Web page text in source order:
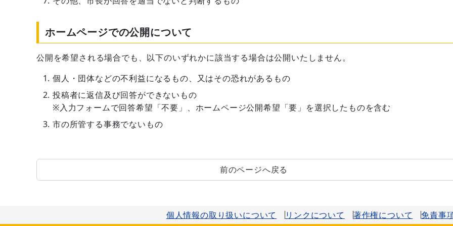
ホームページでの公開について
公開を希望される場合でも、以下のいずれかに該当する場合は公開いたしません。
個人・団体などの不利益になるもの、又はその恐れがあるもの
投稿者に返信及び回答ができないもの
※入力フォームで回答希望「不要」、ホームページ公開希望「要」を選択したものを含む
市の所管する事務でないもの
前のページへ戻る
個人情報の取り扱いについて リンクについて 著作権について 免責事